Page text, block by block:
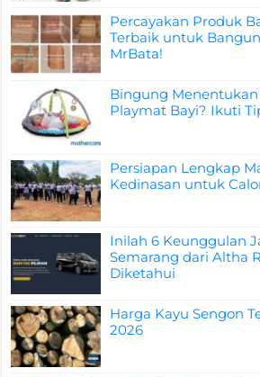
Percayakan Produk
Terbaik untuk
MrBata!
Bingung
Playmat Bayi? Ikuti
Persiapan Lengkap
Kedinasan untuk
Inilah 6 Keunggulan
Semarang dari Altha
Diketahui
Harga Kayu Sengon
2026